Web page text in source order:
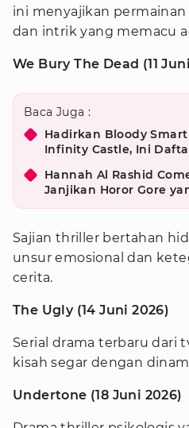
ini menyajikan
dan intrik yang memacu
We Bury The Dead (11
Baca Juga :
Hadirkan Bloody
Infinity Castle, Ini
Hannah Al Rashid
Janjikan Horor Gore
Sajian thriller bertahan
unsur emosional dan
cerita.
The Ugly (14 Juni 2026)
Serial drama terbaru dari
kisah segar dengan
Undertone (18 Juni 2026)